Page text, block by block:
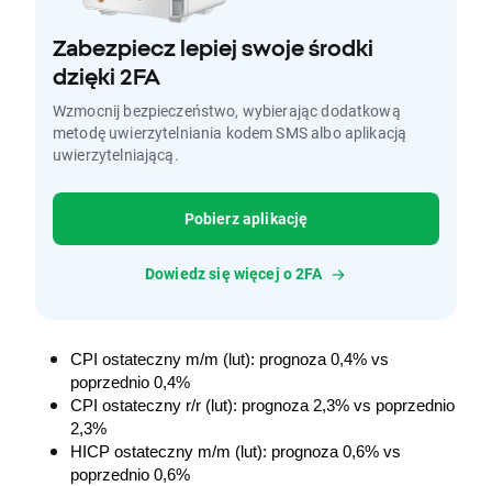
Zabezpiecz lepiej swoje środki
dzięki 2FA
Wzmocnij bezpieczeństwo, wybierając dodatkową
metodę uwierzytelniania kodem SMS albo aplikacją
uwierzytelniającą.
Pobierz aplikację
Dowiedz się więcej o 2FA
CPI ostateczny m/m (lut): prognoza 0,4% vs
poprzednio 0,4%
CPI ostateczny r/r (lut): prognoza 2,3% vs poprzednio
2,3%
HICP ostateczny m/m (lut): prognoza 0,6% vs
poprzednio 0,6%